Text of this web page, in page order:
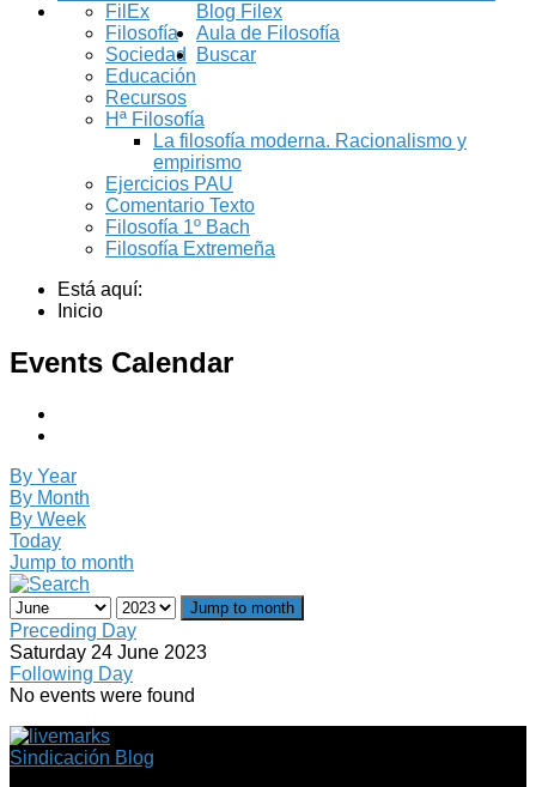
Blog Filex
FilEx
Filosofía
Sociedad
Educación
Recursos
Aula de Filosofía
Hª Filosofía
La filosofía moderna. Racionalismo y
empirismo
Ejercicios PAU
Comentario Texto
Filosofía 1º Bach
Filosofía Extremeña
Buscar
Está aquí:
Inicio
Events Calendar
By Year
By Month
By Week
Today
Jump to month
Jump to month
Preceding Day
Saturday 24 June 2023
Following Day
No events were found
Sindicación Blog